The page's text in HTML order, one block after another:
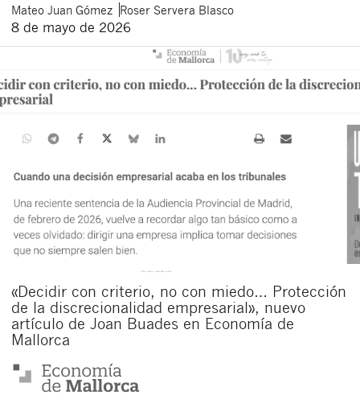
Mateo Juan Gómez Roser Servera Blasco
8 de mayo de 2026
«Decidir con criterio, no con miedo… Protección
de la discrecionalidad empresarial», nuevo
artículo de Joan Buades en Economía de
Mallorca